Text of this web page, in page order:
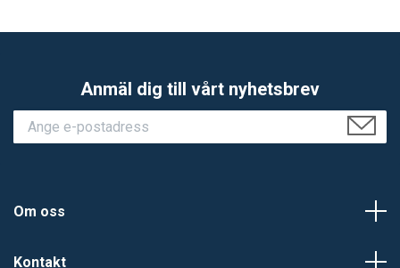
Anmäl dig till vårt nyhetsbrev
Om oss
Kontakt